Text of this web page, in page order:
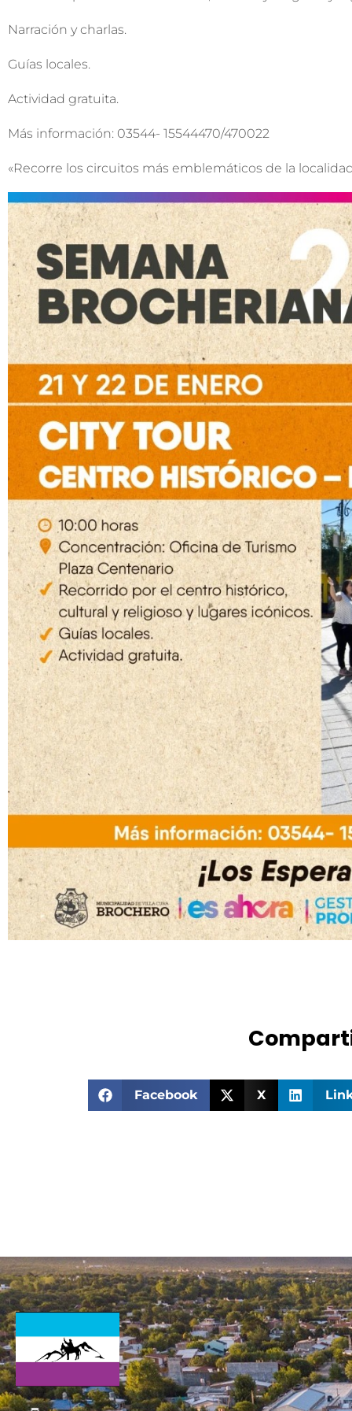
Narración y charlas.
Guías locales.
Actividad gratuita.
Más información: 03544- 15544470/470022
«Recorre los circuitos más emblemáticos de la
Facebook X